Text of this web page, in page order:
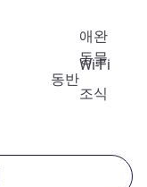
애완
동물
동반
Wi-Fi
조식